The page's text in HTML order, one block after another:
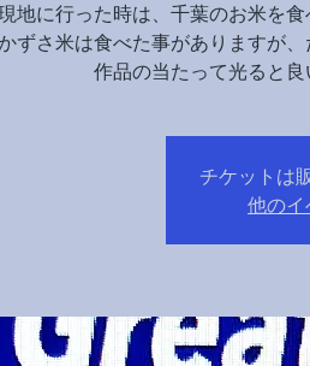
地に行った時は、千葉のお米を
ずさ米は食べた事がありますが
作品の当たって光ると良
チケットは
他のイ